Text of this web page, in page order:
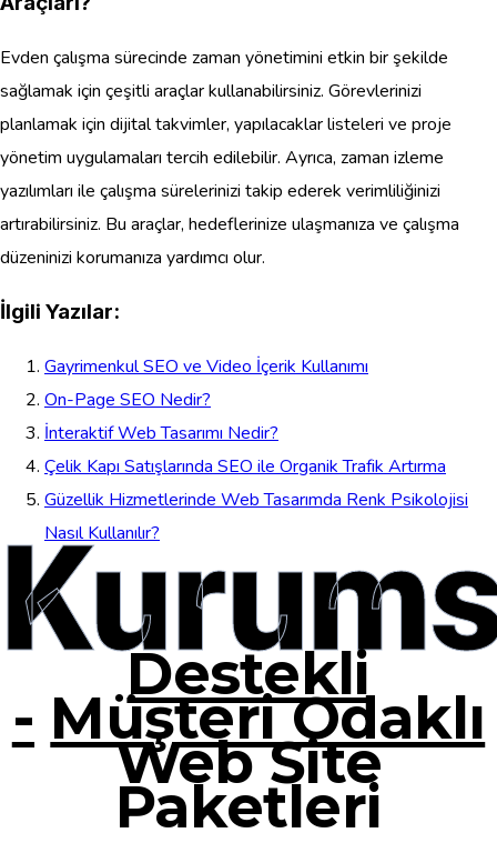
Evden çalışma sürecinde zaman yönetimini etkin bir şekilde
sağlamak için çeşitli araçlar kullanabilirsiniz. Görevlerinizi
planlamak için dijital takvimler, yapılacaklar listeleri ve proje
yönetim uygulamaları tercih edilebilir. Ayrıca, zaman izleme
yazılımları ile çalışma sürelerinizi takip ederek verimliliğinizi
artırabilirsiniz. Bu araçlar, hedeflerinize ulaşmanıza ve çalışma
düzeninizi korumanıza yardımcı olur.
İlgili Yazılar:
Gayrimenkul SEO ve Video İçerik Kullanımı
On-Page SEO Nedir?
İnteraktif Web Tasarımı Nedir?
Çelik Kapı Satışlarında SEO ile Organik Trafik Artırma
Güzellik Hizmetlerinde Web Tasarımda Renk Psikolojisi
Nasıl Kullanılır?
Destekli
- Müşteri Odaklı
Web Site
Paketleri